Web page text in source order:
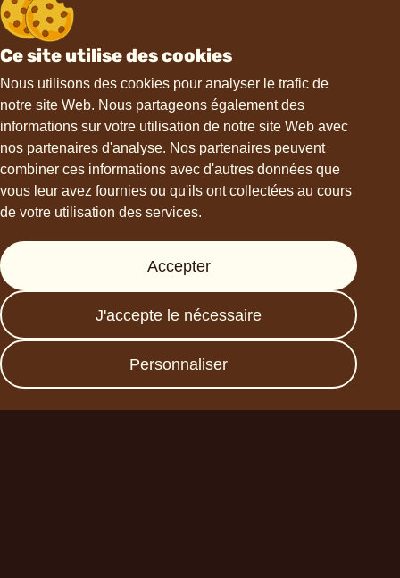
Ce site utilise des cookies
Nous utilisons des cookies pour analyser le trafic de
notre site Web. Nous partageons également des
informations sur votre utilisation de notre site Web avec
nos partenaires d'analyse. Nos partenaires peuvent
combiner ces informations avec d'autres données que
vous leur avez fournies ou qu'ils ont collectées au cours
de votre utilisation des services.
Accepter
J'accepte le nécessaire
Personnaliser
Contact
hello@choviva.com
Presse
FAQs
Data protection
Imprint